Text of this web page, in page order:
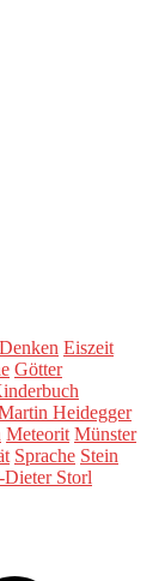
Denken Eiszeit
Götter
Heidegger
Meteorit Münster
Sprache Stein
Storl